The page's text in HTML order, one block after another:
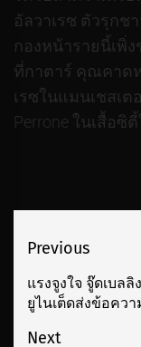
อัลวาเรซ ตัวรุกช
กองหน้ารายนี้เพิ่
ที่กาตาร์ คุณคาด
เรซในแมนเชสเ
Perrone ในเสื้อ
เมนู
นำทาง
เรื่อง
Previous
Previous
post:
แรงจูงใจ จู๊ดเบล
ยูไนเต็ดส่งข้อคว
Next